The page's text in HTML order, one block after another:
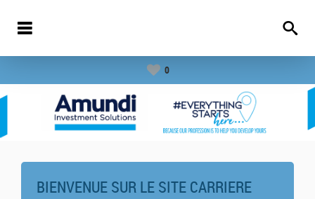
0
BIENVENUE SUR LE SITE CARRIERE